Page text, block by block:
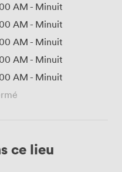
AM- Minuit
AM- Minuit
AM- Minuit
AM- Minuit
AM- Minuit
ce lieu